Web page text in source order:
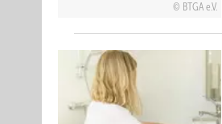
BTGA e.V.